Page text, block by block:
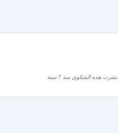
نشرت هذه الشكوى منذ 7 سنة